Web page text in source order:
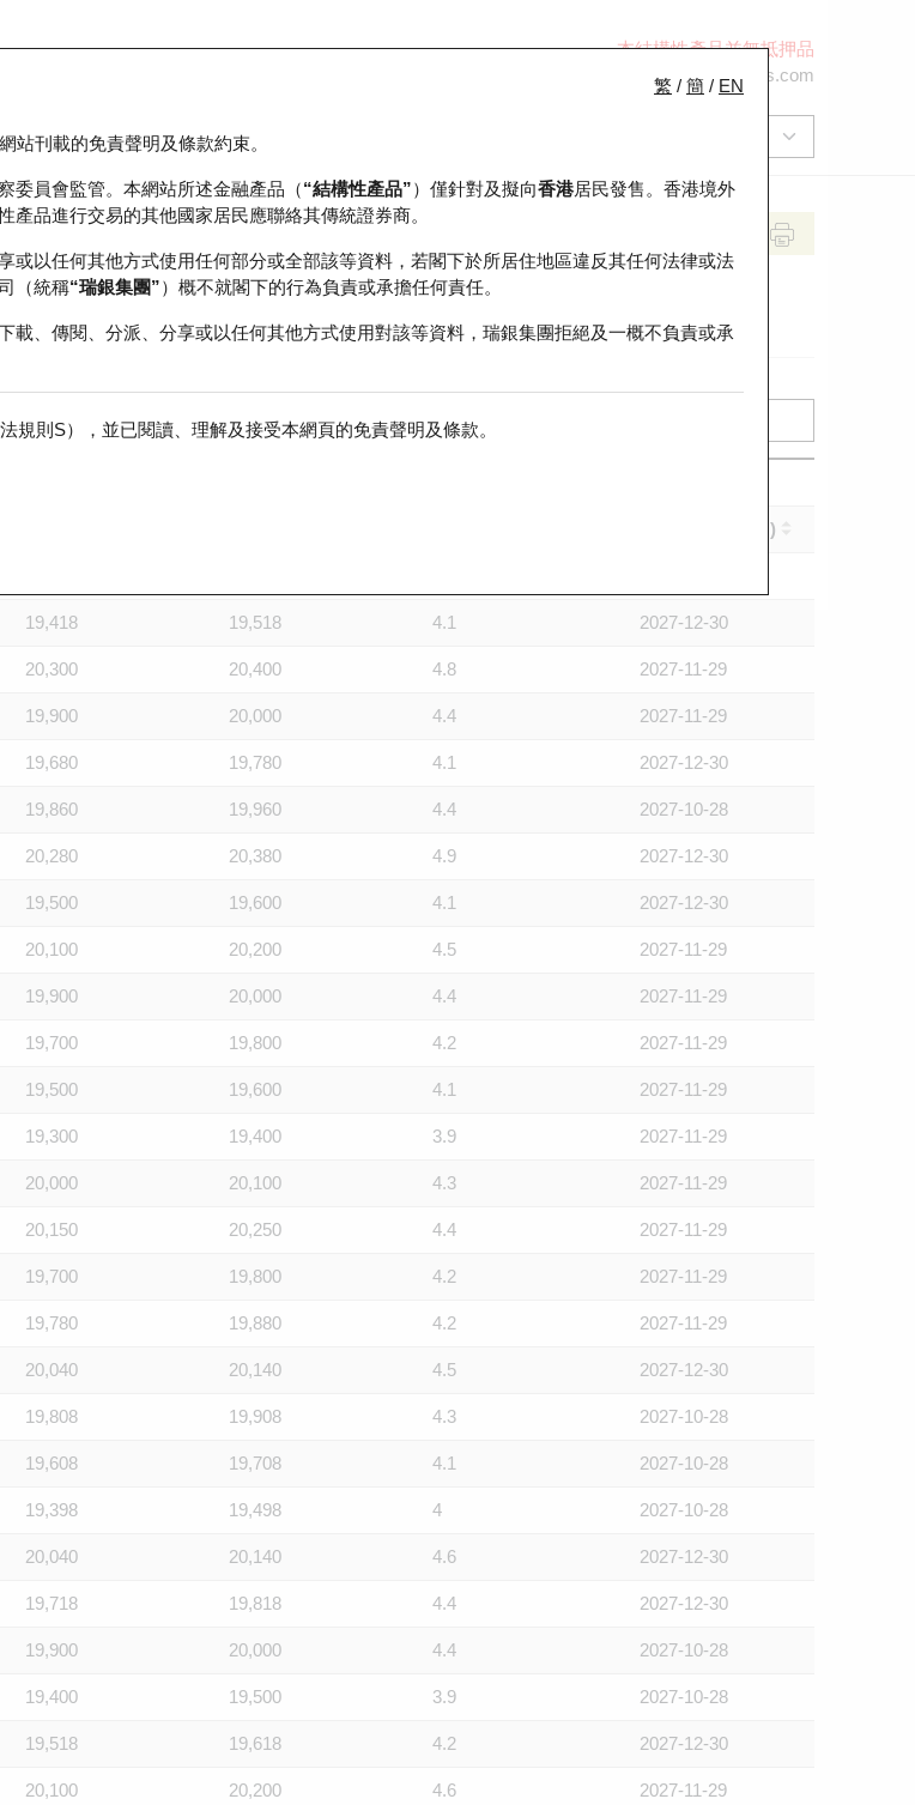
本結構性產品並無抵押品
ol-hkwarrants@ubs.com
瑞銀輪證教室
繁 / 簡 / EN
站刊載的免責聲明及條款約束。
委員會監管。本網站所述金融產品（“結構性產品”）僅針對及擬向香港居民發售。香港境外
品進行交易的其他國家居民應聯絡其傳統證券商。
以任何其他方式使用任何部分或全部該等資料，若閣下於所居住地區違反其任何法律或法
（統稱“瑞銀集團”）概不就閣下的行為負責或承擔任何責任。
、傳閱、分派、分享或以任何其他方式使用對該等資料，瑞銀集團拒絕及一概不負責或承
規則S），並已閱讀、理解及接受本網頁的免責聲明及條款。
到期日 (年-月-日)
19,418 19,518 4.1 2027-12-30
20,300 20,400 4.8 2027-11-29
19,900 20,000 4.4 2027-11-29
19,680 19,780 4.1 2027-12-30
19,860 19,960 4.4 2027-10-28
20,280 20,380 4.9 2027-12-30
19,500 19,600 4.1 2027-12-30
20,100 20,200 4.5 2027-11-29
19,900 20,000 4.4 2027-11-29
19,700 19,800 4.2 2027-11-29
19,500 19,600 4.1 2027-11-29
19,300 19,400 3.9 2027-11-29
20,000 20,100 4.3 2027-11-29
20,150 20,250 4.4 2027-11-29
19,700 19,800 4.2 2027-11-29
19,780 19,880 4.2 2027-11-29
20,040 20,140 4.5 2027-12-30
19,808 19,908 4.3 2027-10-28
19,608 19,708 4.1 2027-10-28
19,398 19,498 4 2027-10-28
20,040 20,140 4.6 2027-12-30
19,718 19,818 4.4 2027-12-30
19,900 20,000 4.4 2027-10-28
19,400 19,500 3.9 2027-10-28
19,518 19,618 4.2 2027-12-30
20,100 20,200 4.6 2027-11-29